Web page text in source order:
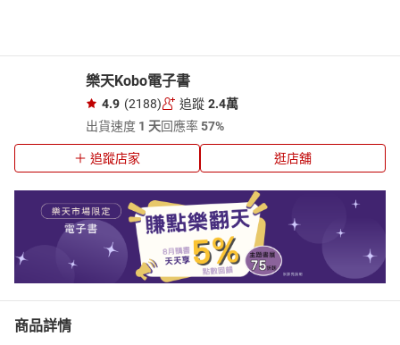
樂天Kobo電子書
4.9 (2188) 追蹤 2.4萬
出貨速度 1 天回應率57%
追蹤店家 逛店舖
商品詳情